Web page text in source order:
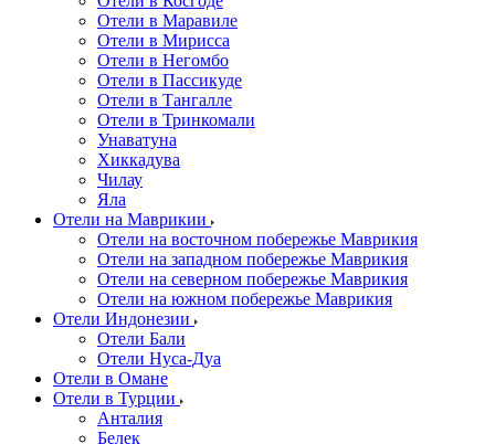
Отели в Маравиле
Отели в Мирисса
Отели в Негомбо
Отели в Пассикуде
Отели в Тангалле
Отели в Тринкомали
Унаватуна
Хиккадува
Чилау
Яла
Отели на Маврикии
Отели на восточном побережье Маврикия
Отели на западном побережье Маврикия
Отели на северном побережье Маврикия
Отели на южном побережье Маврикия
Отели Индонезии
Отели Бали
Отели Нуса-Дуа
Отели в Омане
Отели в Турции
Анталия
Белек